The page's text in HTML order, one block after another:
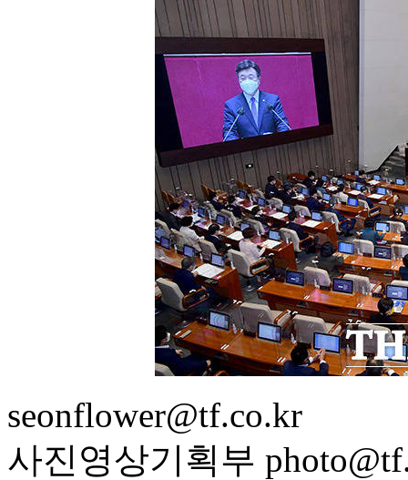
seonflower@tf.co.kr
사진영상기획부